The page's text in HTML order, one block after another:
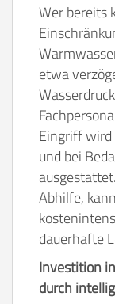
Wer bereits
etwa
Eingriff
und bei
Abhilfe,
dauerhafte
Investition
durch